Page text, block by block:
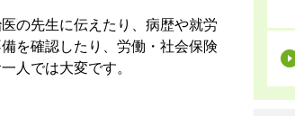
の先生に伝えたり、病歴や就労
を確認したり、労働・社会保険
人では大変です。